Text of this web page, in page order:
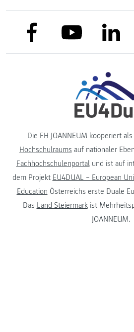
link to facebooklink to youtubelink
Die FH JOANNEUM kooperiert
Hochschulraums auf nationaler
Fachhochschulenportalund ist auf
dem Projekt EU4DUAL – European
Education Österreichs erste Duale
Das Land Steiermarkist
JOANNEUM.